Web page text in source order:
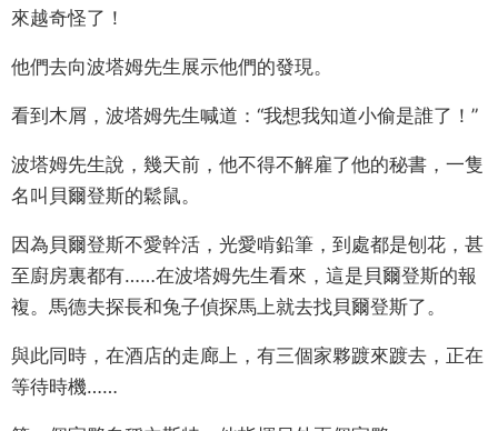
來越奇怪了！
他們去向波塔姆先生展示他們的發現。
看到木屑，波塔姆先生喊道：“我想我知道小偷是誰了！”
波塔姆先生說，幾天前，他不得不解雇了他的秘書，一隻
名叫貝爾登斯的鬆鼠。
因為貝爾登斯不愛幹活，光愛啃鉛筆，到處都是刨花，甚
至廚房裏都有……在波塔姆先生看來，這是貝爾登斯的報
複。馬德夫探長和兔子偵探馬上就去找貝爾登斯了。
與此同時，在酒店的走廊上，有三個家夥踱來踱去，正在
等待時機……